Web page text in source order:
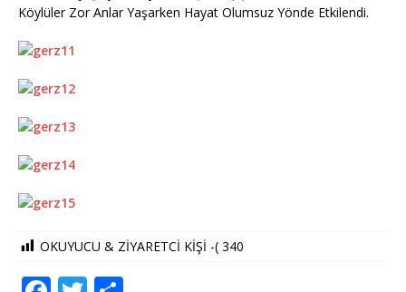
Köylüler Zor Anlar Yaşarken Hayat Olumsuz Yönde Etkilendi.
OKUYUCU & ZİYARETCİ KİŞİ -( 340